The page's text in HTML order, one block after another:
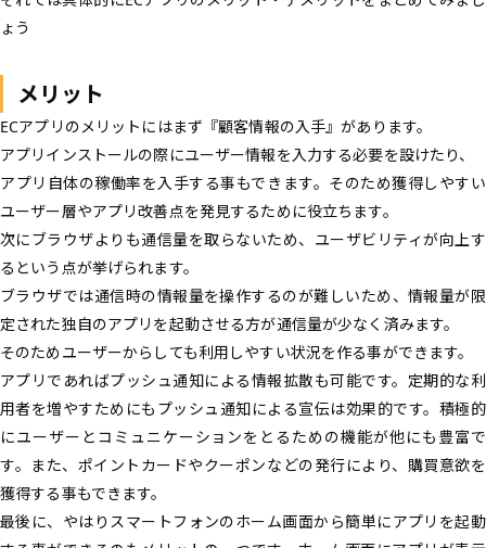
ょう
メリット
ECアプリのメリットにはまず『顧客情報の入手』があります。
アプリインストールの際にユーザー情報を入力する必要を設けたり、
アプリ自体の稼働率を入手する事もできます。そのため獲得しやすい
ユーザー層やアプリ改善点を発見するために役立ちます。
次にブラウザよりも通信量を取らないため、ユーザビリティが向上す
るという点が挙げられます。
ブラウザでは通信時の情報量を操作するのが難しいため、情報量が限
定された独自のアプリを起動させる方が通信量が少なく済みます。
そのためユーザーからしても利用しやすい状況を作る事ができます。
アプリであればプッシュ通知による情報拡散も可能です。定期的な利
用者を増やすためにもプッシュ通知による宣伝は効果的です。積極的
にユーザーとコミュニケーションをとるための機能が他にも豊富で
す。また、ポイントカードやクーポンなどの発行により、購買意欲を
獲得する事もできます。
最後に、やはりスマートフォンのホーム画面から簡単にアプリを起動